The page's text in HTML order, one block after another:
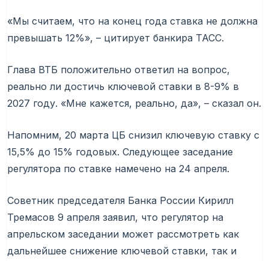
«Мы считаем, что на конец года ставка не должна
превышать 12%», – цитирует банкира ТАСС.
Глава ВТБ положительно ответил на вопрос,
реально ли достичь ключевой ставки в 8-9% в
2027 году. «Мне кажется, реально, да», – сказал он.
Напомним, 20 марта ЦБ снизил ключевую ставку с
15,5% до 15% годовых. Следующее заседание
регулятора по ставке намечено на 24 апреля.
Советник председателя Банка России Кирилл
Тремасов 9 апреля заявил, что регулятор на
апрельском заседании может рассмотреть как
дальнейшее снижение ключевой ставки, так и